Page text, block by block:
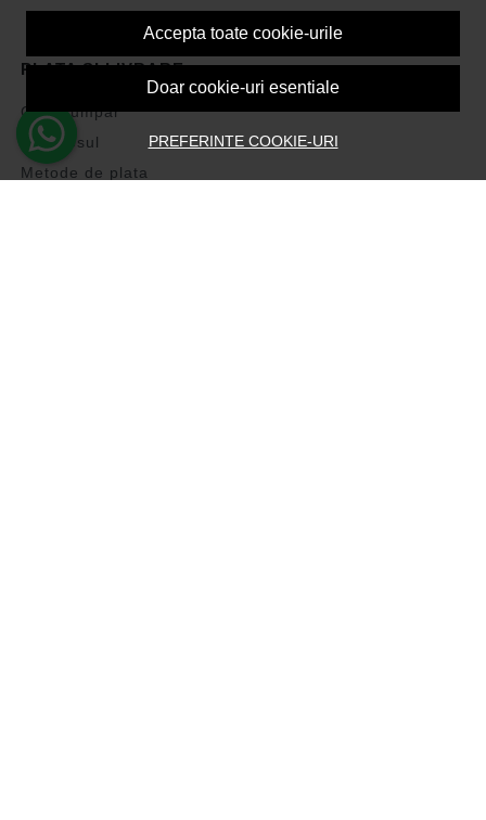
Accepta toate cookie-urile
Doar cookie-uri esentiale
PREFERINTE COOKIE-URI
PLATA SI LIVRARE
Cum cumpar
Vezi cosul
Metode de plata